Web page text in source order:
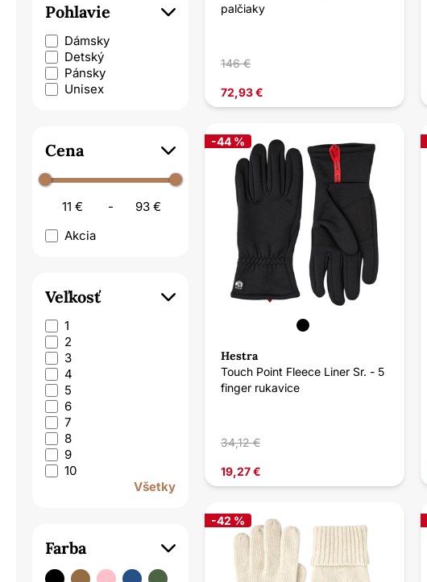
Pohlavie
Dámsky
Detský
Pánsky
Unisex
Cena
11 € -
93 €
Akcia
Veľkosť
1
2
3
4
5
6
7
8
9
10
Všetky
Farba
palčiaky
146 €
72,93 €
-44 %
Hestra
Touch Point Fleece Liner Sr. - 5
finger rukavice
34,12 €
19,27 €
-42 %